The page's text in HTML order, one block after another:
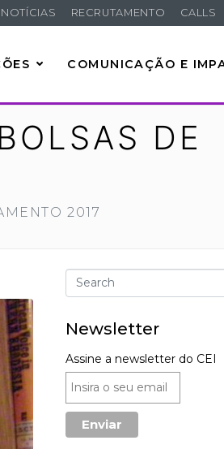
NOTÍCIAS RECRUTAMENTO CALLS
COMUNICAÇÃO E
DE
2017
Newsletter
Assine a newsletter do CEI